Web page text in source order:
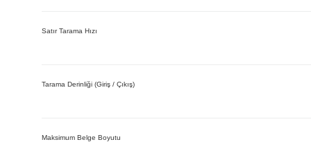
Satır Tarama Hızı
Tarama Derinliği (Giriş / Çıkış)
Maksimum Belge Boyutu